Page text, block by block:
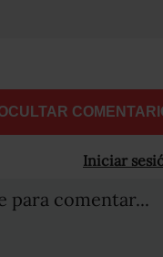
Iniciar
para comentar...